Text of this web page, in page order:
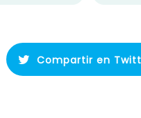
Compartir en